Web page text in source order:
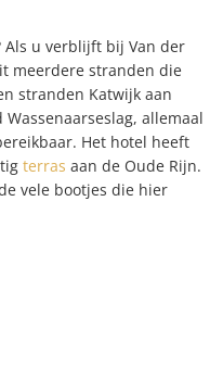
Als u verblijft bij Van der
meerdere stranden die
stranden Katwijk aan
allemaal
Het hotel heeft
terras aan de Oude Rijn.
vele bootjes die hier